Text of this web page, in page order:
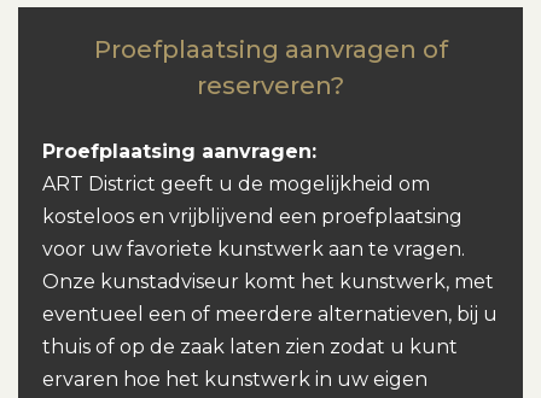
Proefplaatsing aanvragen of
reserveren?
Proefplaatsing aanvragen:
ART District geeft u de mogelijkheid om
kosteloos en vrijblijvend een proefplaatsing
voor uw favoriete kunstwerk aan te vragen.
Onze kunstadviseur komt het kunstwerk, met
eventueel een of meerdere alternatieven, bij u
thuis of op de zaak laten zien zodat u kunt
ervaren hoe het kunstwerk in uw eigen